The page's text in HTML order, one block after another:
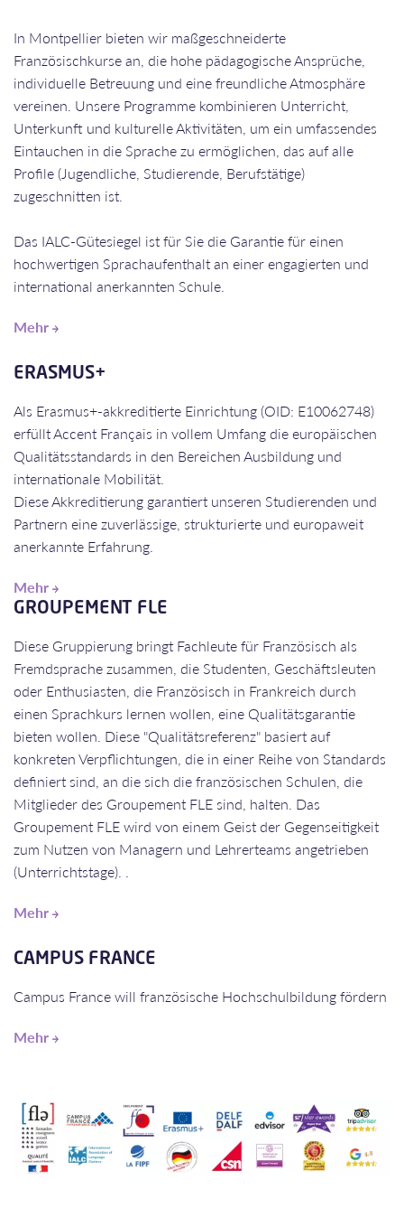
In Montpellier bieten wir maßgeschneiderte
Französischkurse an, die hohe pädagogische Ansprüche,
individuelle Betreuung und eine freundliche Atmosphäre
vereinen. Unsere Programme kombinieren Unterricht,
Unterkunft und kulturelle Aktivitäten, um ein umfassendes
Eintauchen in die Sprache zu ermöglichen, das auf alle
Profile (Jugendliche, Studierende, Berufstätige)
zugeschnitten ist.
Das IALC-Gütesiegel ist für Sie die Garantie für einen
hochwertigen Sprachaufenthalt an einer engagierten und
international anerkannten Schule.
Mehr
​​​​​​​ERASMUS+
Als Erasmus+-akkreditierte Einrichtung (OID: E10062748)
erfüllt Accent Français in vollem Umfang die europäischen
Qualitätsstandards in den Bereichen Ausbildung und
internationale Mobilität.
Diese Akkreditierung garantiert unseren Studierenden und
Partnern eine zuverlässige, strukturierte und europaweit
anerkannte Erfahrung.
Mehr
GROUPEMENT FLE
​​​​​​​Diese Gruppierung bringt Fachleute für Französisch als
Fremdsprache zusammen, die Studenten, Geschäftsleuten
oder Enthusiasten, die Französisch in Frankreich durch
einen Sprachkurs lernen wollen, eine Qualitätsgarantie
bieten wollen. Diese "Qualitätsreferenz" basiert auf
konkreten Verpflichtungen, die in einer Reihe von Standards
definiert sind, an die sich die französischen Schulen, die
Mitglieder des Groupement FLE sind, halten. Das
Groupement FLE wird von einem Geist der Gegenseitigkeit
zum Nutzen von Managern und Lehrerteams angetrieben
(Unterrichtstage). .
Mehr
​​​​​​​CAMPUS FRANCE
Campus France will französische Hochschulbildung fördern
Mehr